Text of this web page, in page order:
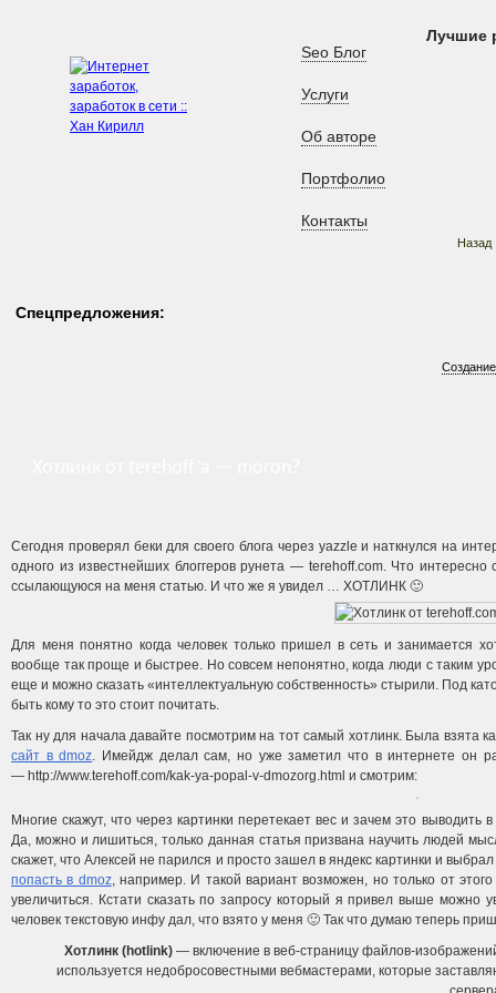
Seo Блог
Услуги
Об авторе
Портфолио
Контакты
Лучшие
Назад
Спецпредложения:
Сегодня проверял беки для своего блога через yazzle и наткнулся на
одного из известнейших блоггеров рунета — terehoff.com. Что
ссылающуюся на меня статью. И что же я увидел … ХОТЛИНК 🙂
Для меня понятно когда человек только пришел в сеть и занимается
вообще так проще и быстрее. Но совсем непонятно, когда люди с таким
еще и можно сказать «интеллектуальную собственность» стырили. Под
быть кому то это стоит почитать.
Так ну для начала давайте посмотрим на тот самый хотлинк. Была взята
сайт в dmoz. Имейдж делал сам, но уже заметил что в интернете он
— http://www.terehoff.com/kak-ya-popal-v-dmozorg.html и смотрим:
Многие скажут, что через картинки перетекает вес и зачем это выводить
Да, можно и лишиться, только данная статья призвана научить людей
скажет, что Алексей не парился и просто зашел в яндекс картинки и
попасть в dmoz, например. И такой вариант возможен, но только от
увеличиться. Кстати сказать по запросу который я привел выше можно
человек текстовую инфу дал, что взято у меня 🙂 Так что думаю теперь
Хотлинк (hotlink) — включение в веб-страницу файлов-
используется недобросовестными вебмастерами, которые